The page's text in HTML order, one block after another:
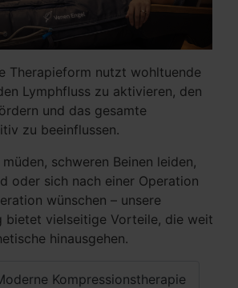
Therapieform nutzt wohltuende
Lymphfluss zu aktivieren, den
und das gesamte
zu beeinflussen.
schweren Beinen leiden,
oder sich nach einer Operation
wünschen – unsere
bietet vielseitige Vorteile, die weit
hinausgehen.
Kompressionstherapie